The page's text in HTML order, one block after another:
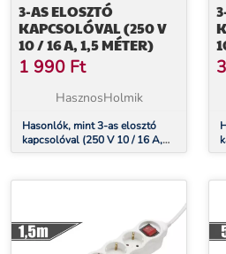
3-AS ELOSZTÓ
KAPCSOLÓVAL (250 V
10 / 16 A, 1,5 MÉTER)
1 990 Ft
HasznosHolmik
Hasonlók, mint 3-as elosztó
kapcsolóval (250 V 10 / 16 A,
1,5 méter)